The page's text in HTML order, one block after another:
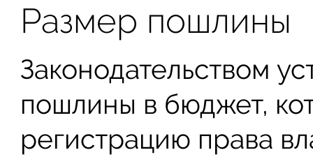
Размер пошлины
Законодательством
пошлины в бюджет,
регистрацию права